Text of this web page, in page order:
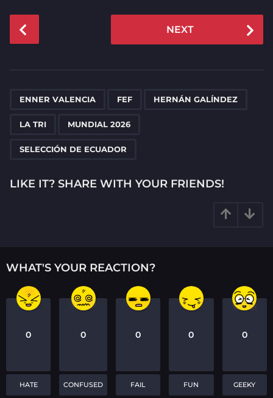
o
t
NEXT
ENNER VALENCIA FEF HERNÁN GALÍNDEZ
LA TRI MUNDIAL 2026
SELECCIÓN DE ECUADOR
LIKE IT? SHARE WITH YOUR FRIENDS!
WHAT'S YOUR REACTION?
0
HATE
0
CONFUSED
0
FAIL
0
FUN
0
GEEKY